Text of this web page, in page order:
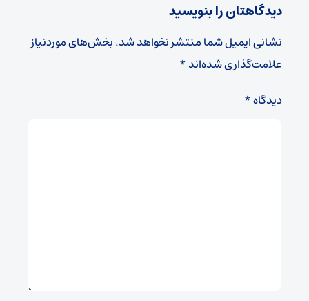
دیدگاهتان را بنویسید
نشانی ایمیل شما منتشر نخواهد شد.بخش‌های موردنیاز
علامت‌گذاری شده‌اند*
دیدگاه*